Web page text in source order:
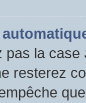
pas la case
resterez